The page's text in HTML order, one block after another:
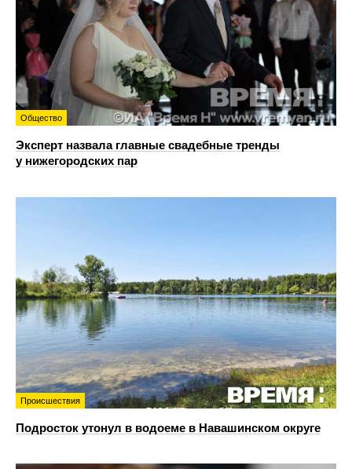
Общество
Эксперт назвала главные свадебные тренды
у нижегородских пар
Происшествия
Подросток утонул в водоеме в Навашинском округе